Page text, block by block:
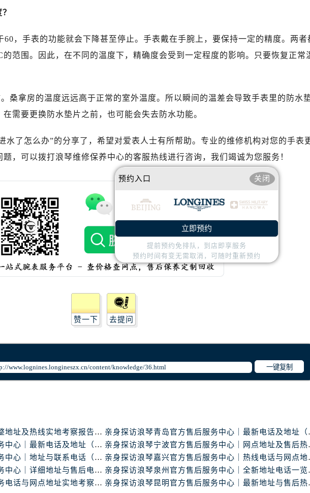
和浩特市玉泉区大学西街70号华润万象城写字楼（鄂尔多斯大厦）23层2326室（需提
萨尔图区会战大街浪琴售后服务中心（需提前预约）
向阳区红军路浪琴售后服务中心（需提前预约）
鸡冠区红军路浪琴售后服务中心（需提前预约）
市向阳区长安路浪琴售后服务中心（需提前预约）
市桃山区大同街浪琴售后服务中心（需提前预约）
尔市龙沙区龙华路浪琴售后服务中心（需提前预约）
市尖山区新兴大街浪琴售后服务中心（需提前预约）
伊美区通河路浪琴售后服务中心（需提前预约）
北区明仁南街浪琴售后服务中心（需提前预约）
江区浑江大街浪琴售后服务中心（需提前预约）
营区河南街浪琴售后服务中心（需提前预约）
山区人民大街浪琴售后服务中心（需提前预约）
新华街道梅河大街浪琴售后服务中心（需提前预约）
江区五环大街浪琴售后服务中心（需提前预约）
昌区环通乡江南大街浪琴售后服务中心（需提前预约）
东区站前街浪琴售后服务中心（需提前预约）
山区胜利路浪琴售后服务中心（需提前预约）
塔区新华路浪琴售后服务中心（需提前预约）
连山区中央路浪琴售后服务中心（需提前预约）
塔区中央大街浪琴售后服务中心（需提前预约）
塔区新运大街浪琴售后服务中心（需提前预约）
隆台区石油大街浪琴售后服务中心（需提前预约）
州区南马路浪琴售后服务中心（需提前预约）
60，手表的功能就会下降甚至停止。手表戴在手腕上，要保持一定的精度。两者
范围。因此，在不同的温度下，精确度会受到一定程度的影响。只要恢复正常
桑拿房的温度远远高于正常的室外温度。所以瞬间的温差会导致手表里的防水
需要更换防水垫片之前，也可能会失去防水功能。
水了怎么办”的分享了，希望对爱表人士有所帮助。专业的维修机构对您的手表
，可以拨打浪琴维修保养中心的客服热线进行咨询，我们竭诚为您服务！
赞一下 去提问
一键复制
浪琴中国官方售后服务中心完整地址及热线实地考察报告+多信源验证（2026年7月最新）
亲身探访
亲身探访浪琴南昌官方售后服务中心｜最新电话及地址（2026年7月最新）
亲身探访浪
亲身探访浪琴东莞官方售后服务中心｜地址与联系电话（2026年7月最新）
亲身探访浪
亲身探访浪琴天津官方售后服务中心｜详细地址与售后电话（2026年7月最新）
亲身探访浪
浪琴中国官方售后服务中心服务电话与网点地址实地考察报告_多信源验证（2026年7月最新）
亲身探访浪
预约入口 关闭
立即预约
提前预约免排队，到店即享服务
预约时间有变无需取消，可随时重新预约